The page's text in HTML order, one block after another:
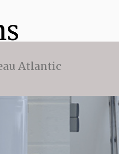
Atlantic